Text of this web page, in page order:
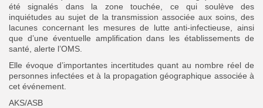
été signalés dans la zone touchée, ce qui soulève des
inquiétudes au sujet de la transmission associée aux soins, des
lacunes concernant les mesures de lutte anti-infectieuse, ainsi
que d’une éventuelle amplification dans les établissements de
santé, alerte l’OMS.
Elle évoque d’importantes incertitudes quant au nombre réel de
personnes infectées et à la propagation géographique associée à
cet événement.
AKS/ASB